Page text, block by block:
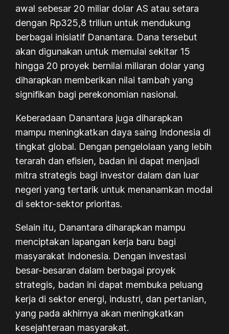
awal sebesar 20 miliar dolar AS atau setara
dengan Rp325,8 triliun untuk mendukung
berbagai inisiatif Danantara. Dana tersebut
akan digunakan untuk memulai sekitar 15
hingga 20 proyek bernilai miliaran dolar yang
diharapkan memberikan nilai tambah yang
signifikan bagi perekonomian nasional.
Keberadaan Danantara juga diharapkan
mampu meningkatkan daya saing Indonesia di
tingkat global. Dengan pengelolaan yang lebih
terarah dan efisien, badan ini dapat menjadi
mitra strategis bagi investor dalam dan luar
negeri yang tertarik untuk menanamkan modal
di sektor-sektor prioritas.
Selain itu, Danantara diharapkan mampu
menciptakan lapangan kerja baru bagi
masyarakat Indonesia. Dengan investasi
besar-besaran dalam berbagai proyek
strategis, badan ini dapat membuka peluang
kerja di sektor energi, industri, dan pertanian,
yang pada akhirnya akan meningkatkan
kesejahteraan masyarakat.